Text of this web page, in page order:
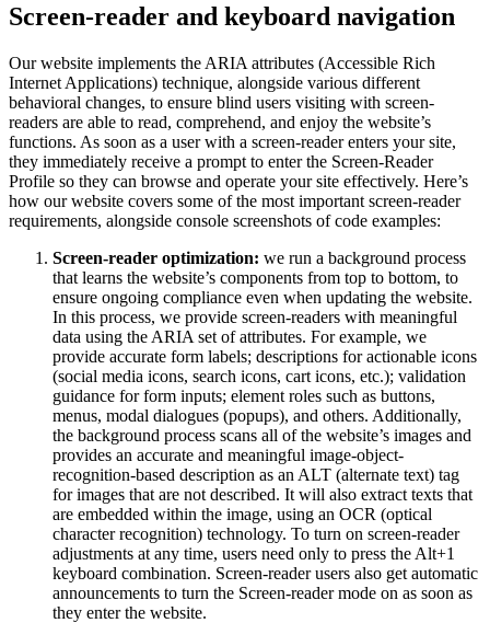
Screen-reader and keyboard navigation
Our website implements the ARIA attributes (Accessible Rich
Internet Applications) technique, alongside various different
behavioral changes, to ensure blind users visiting with screen-
readers are able to read, comprehend, and enjoy the website’s
functions. As soon as a user with a screen-reader enters your site,
they immediately receive a prompt to enter the Screen-Reader
Profile so they can browse and operate your site effectively. Here’s
how our website covers some of the most important screen-reader
requirements, alongside console screenshots of code examples:
Screen-reader optimization: we run a background process
that learns the website’s components from top to bottom, to
ensure ongoing compliance even when updating the website.
In this process, we provide screen-readers with meaningful
data using the ARIA set of attributes. For example, we
provide accurate form labels; descriptions for actionable icons
(social media icons, search icons, cart icons, etc.); validation
guidance for form inputs; element roles such as buttons,
menus, modal dialogues (popups), and others. Additionally,
the background process scans all of the website’s images and
provides an accurate and meaningful image-object-
recognition-based description as an ALT (alternate text) tag
for images that are not described. It will also extract texts that
are embedded within the image, using an OCR (optical
character recognition) technology. To turn on screen-reader
adjustments at any time, users need only to press the Alt+1
keyboard combination. Screen-reader users also get automatic
announcements to turn the Screen-reader mode on as soon as
they enter the website.